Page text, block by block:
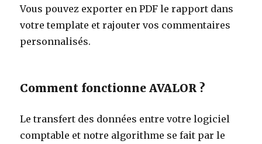
Vous pouvez exporter en PDF le rapport dans
votre template et rajouter vos commentaires
personnalisés.
Comment fonctionne AVALOR ?
Le transfert des données entre votre logiciel
comptable et notre algorithme se fait par le